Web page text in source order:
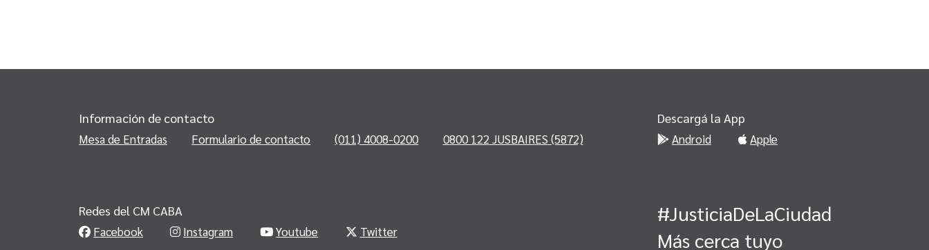
Información de contacto
Mesa de Entradas Formulario de contacto (011) 4008-0200 0800 122 JUSBAIRES (5872)
Descargá la App
Android Apple
Redes del CM CABA
Facebook Instagram Youtube Twitter
#JusticiaDeLaCiudad
Más cerca tuyo